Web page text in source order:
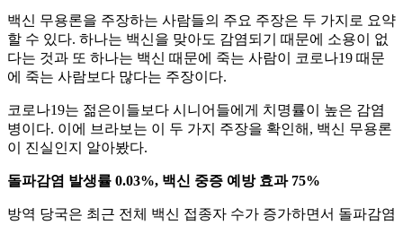
백신 무용론을 주장하는 사람들의 주요 주장은 두 가지로 요약
할 수 있다. 하나는 백신을 맞아도 감염되기 때문에 소용이 없
다는 것과 또 하나는 백신 때문에 죽는 사람이 코로나19 때문
에 죽는 사람보다 많다는 주장이다.
코로나19는 젊은이들보다 시니어들에게 치명률이 높은 감염
병이다. 이에 브라보는 이 두 가지 주장을 확인해, 백신 무용론
이 진실인지 알아봤다.
돌파감염 발생률 0.03%, 백신 중증 예방 효과 75%
방역 당국은 최근 전체 백신 접종자 수가 증가하면서 돌파감염